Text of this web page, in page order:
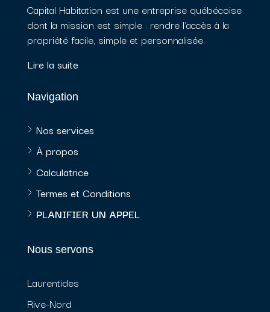
Capital Habitation est une entreprise québécoise
dont la mission est simple : rendre l'accès à la
propriété facile, simple et personnalisée.
Lire la suite
Navigation
Nos services
À propos
Calculatrice
Termes et Conditions
PLANIFIER UN APPEL
Nous servons
Laurentides
Rive-Nord